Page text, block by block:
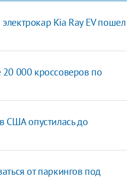
Kia Ray EV пошел
20 000 кроссоверов по
США опустилась до
от паркингов под